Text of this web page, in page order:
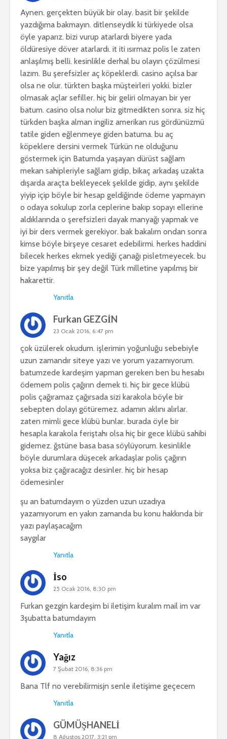
Aynen. gerçekten büyük bir olay. basit bir şekilde
yazdığıma bakmayın. ditlenseydik ki türkiyede olsa
öyle yaparız. bizi vurup atarlardı biyere yada
öldüresiye döver atarlardı. it iti ısırmaz polis le zaten
anlaşılmış belli. kesinlikle derhal bu olayın çözülmesi
lazım. Bu şerefsizler aç köpeklerdi. casino açılsa bar
olsa ne olur. türkten başka müşteirleri yokki. bizler
olmasak açlar sefiller. hiç bir geliri olmayan bir yer
batum. casino olsa nolur biz gitmedikten sonra. siz hiç
türkden başka alman ingiliz amerikan rus gördünüzmü
tatile giden eğlenmeye giden batuma. bu aç
köpeklere dersini vermek Türkün ne olduğunu
göstermek için Batumda yaşayan dürüst sağlam
mekan sahipleriyle sağlam gidip, bikaç arkadaş uzakta
dışarda araçta bekleyecek şekilde gidip, aynı şekilde
yiyip içip böyle bir hesap geldiğinde ödeme yapmayın
o odaya sokulup zorla ceplerine bakıp sopayı ellerine
aldıklarında o şerefsizleri dayak manyağı yapmak ve
iyi bir ders vermek gerekiyor. bak bakalım ondan sonra
kimse böyle birşeye cesaret edebilirmi. herkes haddini
bilecek herkes ekmek yediği çanağı pisletmeyecek. bu
bize yapılmış bir şey değil Türk milletine yapılmış bir
hakarettir.
Yanıtla
Furkan GEZGİN
23 Ocak 2016, 6:47 pm
çok üzülerek okudum. işlerimin yoğunluğu sebebiyle
uzun zamandır siteye yazı ve yorum yazamıyorum.
batumzede kardeşim yapman gereken ben bu hesabı
ödemem polis çağırın demek ti. hiç bir gece klübü
polis çağıramaz çağırsada sizi karakola böyle bir
sebepten dolayı götüremez. adamın aklını alırlar.
zaten mimli gece klübü bunlar. burada öyle bir
hesapla karakola feriştahı olsa hiç bir gece klübü sahibi
gidemez. ğstüne basa basa söylüyorum. kesinlikle
böyle durumlara düşecek arkadaşlar polis çağırın
yoksa biz çağıracağız desinler. hiç bir hesap
ödemesinler
şu an batumdayım o yüzden uzun uzadıya
yazamıyorum en yakın zamanda bu konu hakkında bir
yazı paylaşacağım
saygılar
Yanıtla
İso
25 Ocak 2016, 8:30 pm
Furkan gezgin kardeşim bi iletişim kuralım mail im var
3şubatta batumdayım
Yanıtla
Yağız
7 Şubat 2016, 8:36 pm
Bana Tlf no verebilirmisjn senle iletişime geçecem
Yanıtla
GÜMÜŞHANELİ
8 Ağustos 2017, 3:21 pm